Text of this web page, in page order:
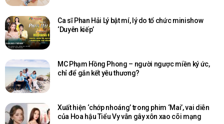
Ca sĩ Phan Hải Lý bật mí, lý do tổ chức minishow
‘Duyên kiếp’
MC Phạm Hồng Phong – người ngược miền ký ức,
chỉ để gắn kết yêu thương?
Xuất hiện ‘chớp nhoáng’ trong phim ‘Mai’, vai diễn
của Hoa hậu Tiểu Vy vẫn gây xôn xao cõi mạng